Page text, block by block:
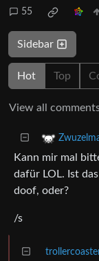
55
Sidebar
Hot Top
View all
Kann mir mal
dafür LOL. Ist
doof, oder?
/s